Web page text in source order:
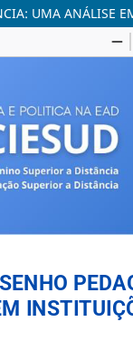
UMA ANÁLISE